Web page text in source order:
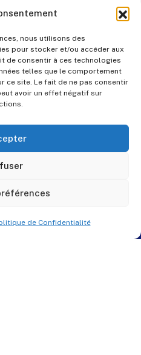
nous utilisons des
pour stocker et/ou accéder aux
de consentir à ces technologies
telles que le comportement
ce site. Le fait de ne pas consentir
avoir un effet négatif sur
de Confidentialité